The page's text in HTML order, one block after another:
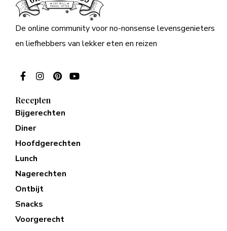
De online community voor no-nonsense levensgenieters
en liefhebbers van lekker eten en reizen
Recepten
Bijgerechten
Diner
Hoofdgerechten
Lunch
Nagerechten
Ontbijt
Snacks
Voorgerecht